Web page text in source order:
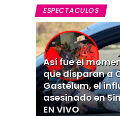
ESPECTACULOS
Así fue el
que disparan a
Gastélum, el
asesinado en
EN VIVO